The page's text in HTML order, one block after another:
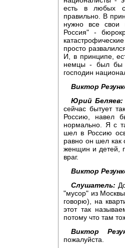
есть в любых
правильно. В
нужно все свои
Россия" -
просто
И, в принципе,
немцы - был бы
господин
Виктор
Юрий Беляев:
сейчас бытует
Россию, навел
нормально. Я с
шел в Россию
равно он шел как
женщин и детей,
враг.
Виктор
Слушатель:
"мусор" из
говорю), на
этот так
потому что там
Виктор
пожалуйста.